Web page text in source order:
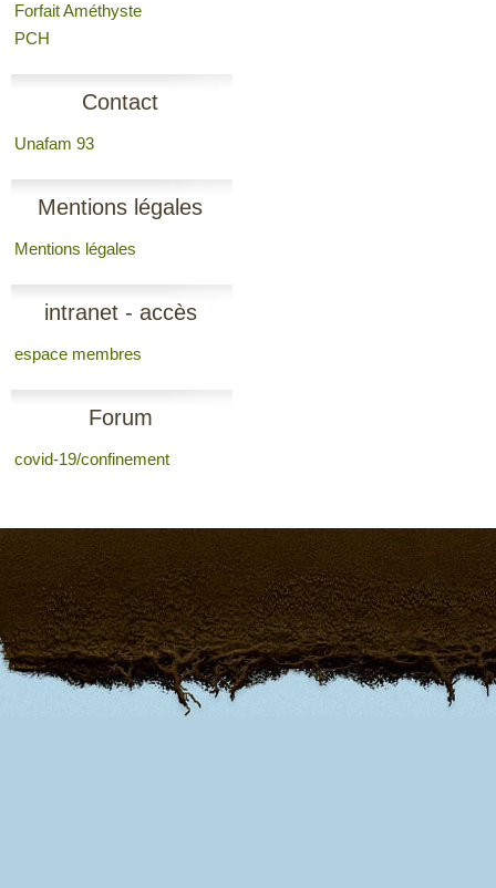
Forfait Améthyste
PCH
Contact
Unafam 93
Mentions légales
Mentions légales
intranet - accès
membres
espace membres
Forum
covid-19/confinement